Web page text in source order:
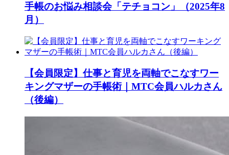
手帳のお悩み相談会「テチョコン」（2025年8
月）
【会員限定】仕事と育児を両軸でこなすワー
キングマザーの手帳術｜MTC会員ハルカさん
（後編）